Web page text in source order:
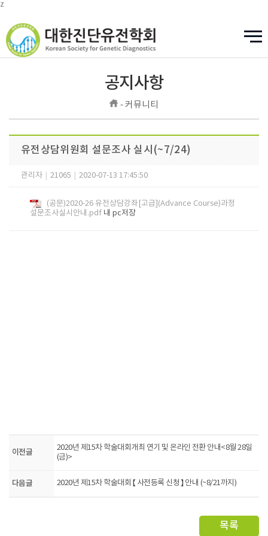
z
공지사항
- 커뮤니티
유전상담위원회 설문조사 실시(~7/24)
관리자 21065 2020-07-13 17:45:50
(공문)2020-26 유전상담강좌[고급](Advance Course)과정
설문조사실시안내.pdf 내 pc저장
이전글
2020년 제15차 학술대회개최 연기 및 온라인 전환 안내<8월 28일
(금)>
다음글 2020년 제15차 학술대회 【 사전등록 신청 】 안내 (~8/21까지)
목록